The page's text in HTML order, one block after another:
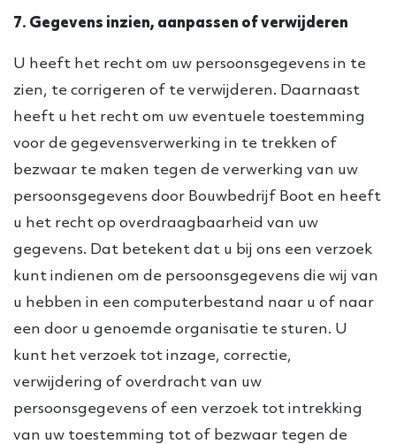
7. Gegevens inzien, aanpassen of verwijderen
U heeft het recht om uw persoonsgegevens in te
zien, te corrigeren of te verwijderen. Daarnaast
heeft u het recht om uw eventuele toestemming
voor de gegevensverwerking in te trekken of
bezwaar te maken tegen de verwerking van uw
persoonsgegevens door Bouwbedrijf Boot en heeft
u het recht op overdraagbaarheid van uw
gegevens. Dat betekent dat u bij ons een verzoek
kunt indienen om de persoonsgegevens die wij van
u hebben in een computerbestand naar u of naar
een door u genoemde organisatie te sturen. U
kunt het verzoek tot inzage, correctie,
verwijdering of overdracht van uw
persoonsgegevens of een verzoek tot intrekking
van uw toestemming tot of bezwaar tegen de